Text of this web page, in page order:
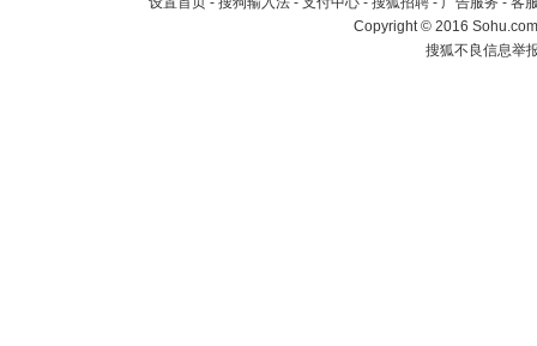
Copyright©2016
搜狐不良信息举